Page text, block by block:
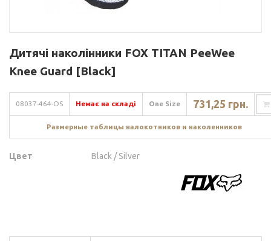
Дитячі наколінники FOX TITAN PeeWee
Knee Guard [Black]
08037-464-OS Немає на складі One Size 731,25 грн.
Размерные таблицы налокотников и наколенников
Цвет Black / Silver